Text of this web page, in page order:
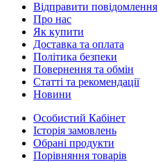
Відправити повідомлення
Про нас
Як купити
Доставка та оплата
Політика безпеки
Повернення та обмін
Статті та рекомендації
Новини
Особистий Кабінет
Історія замовлень
Обрані продукти
Порівняння товарів